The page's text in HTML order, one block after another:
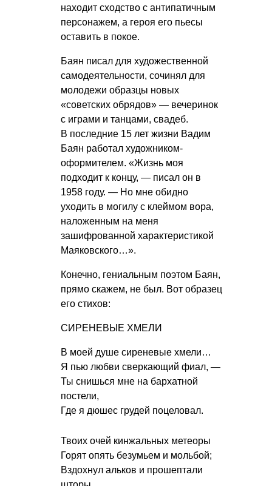
находит сходство с антипатичным
персонажем, а героя его пьесы
оставить в покое.
Баян писал для художественной
самодеятельности, сочинял для
молодежи образцы новых
«советских обрядов» — вечеринок
с играми и танцами, свадеб.
В последние 15 лет жизни Вадим
Баян работал художником-
оформителем. «Жизнь моя
подходит к концу, — писал он в
1958 году. — Но мне обидно
уходить в могилу с клеймом вора,
наложенным на меня
зашифрованной характеристикой
Маяковского…».
Конечно, гениальным поэтом Баян,
прямо скажем, не был. Вот образец
его стихов:
СИРЕНЕВЫЕ ХМЕЛИ
В моей душе сиреневые хмели…
Я пью любви сверкающий фиал, —
Ты снишься мне на бархатной
постели,
Где я дюшес грудей поцеловал.
Твоих очей кинжальных метеоры
Горят опять безумьем и мольбой;
Вздохнул альков и прошептали